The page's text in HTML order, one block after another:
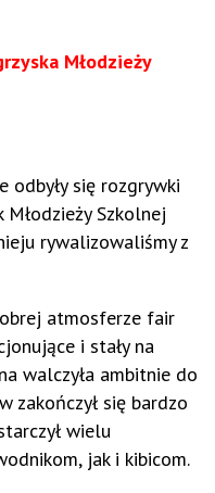
Młodzieży
się rozgrywki
Szkolnej
rywalizowaliśmy z
atmosferze fair
i stały na
walczyła ambitnie do
zakończył się bardzo
wielu
jak i kibicom.